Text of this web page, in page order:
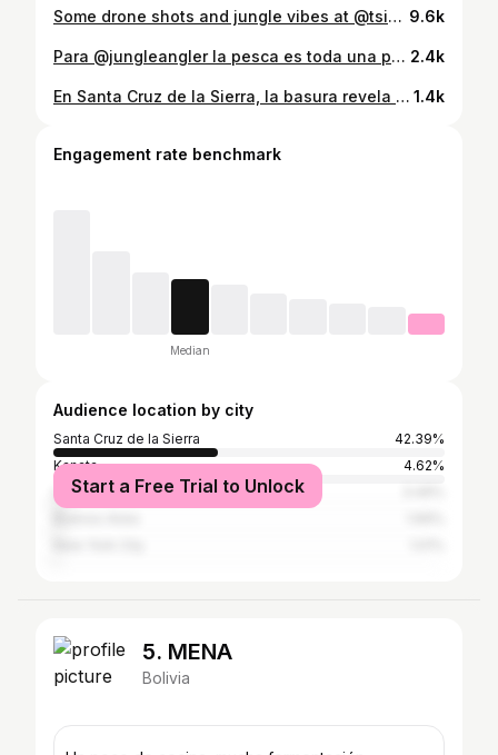
Some drone shots and jungle vibes at @tsimanelodges Counting the minutes to come back. #dji #rainforest #wondermore #BBCWildlifePOTD #earthcapture #YourShotPhotographer #jungle #amazonrainforest #amazonjungle 9.6k
Para @jungleangler la pesca es toda una pasión, escúchalo contarnos los desafíos que trae la pesca con mosca en los ríos mas remotos de la amazonía Boliviana 🇧🇴 🎥: @_danielcoimbra_ @vaidas_uselis 2.4k
En Santa Cruz de la Sierra, la basura revela más que desechos... 👁️⚠️ Lee la investigación completa en el reportaje gráfico este 24 de enero en los medios @nomadasrevista @laregionprensa @raibolivia y @eldeber.com.bo #Bolivia #CrisisDeBasura #SantaCruzDeLaSierra #Vertedero #RellenoSanitario 1.4k
Engagement rate benchmark
Median
Audience location by city
Santa Cruz de la Sierra
42.39%
Kanata
4.62%
La Paz
Start a Free Trial to Unlock
5. MENA
Bolivia